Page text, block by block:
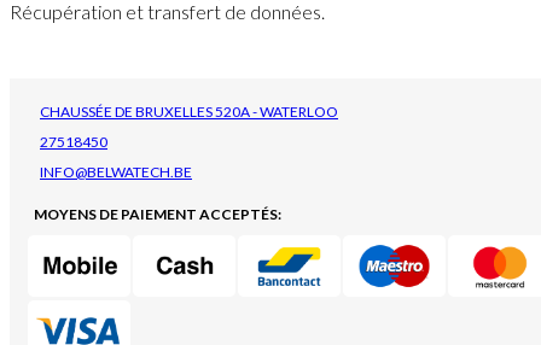
Récupération et transfert de données.
CHAUSSÉE DE BRUXELLES 520A - WATERLOO
27518450
INFO@BELWATECH.BE
MOYENS DE PAIEMENT ACCEPTÉS: